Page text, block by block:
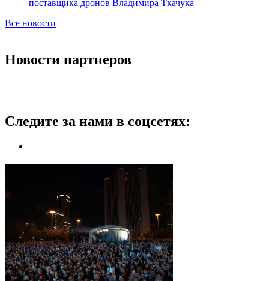
поставщика дронов Владимира Ткачука
Все новости
Новости партнеров
Следите за нами в соцсетях: